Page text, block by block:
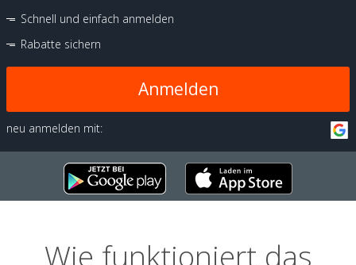
Schnell und einfach anmelden
Rabatte sichern
Anmelden
neu anmelden mit:
Wie funktioniert das